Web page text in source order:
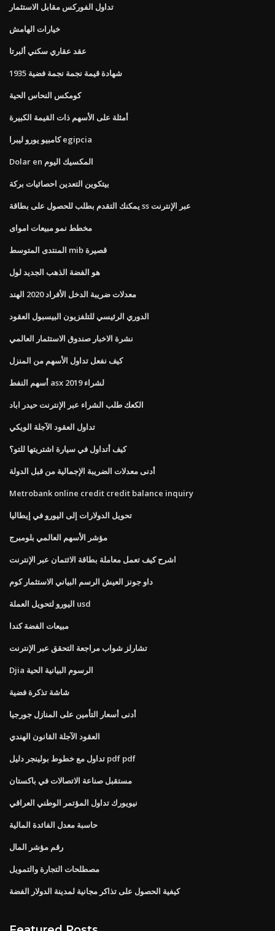
تداول الفوركس مقابل الاستثمار
خيارات الهامش
عقد عقاري سكني ألبرتا
1935 شهادة قيمة نجمة نجمة فضية
كومكس النحاس الحية
أمثلة على الأسهم ذات القيمة الكبيرة
كامبيو يورو ليبرا egipcia
Dolar en المكسيك اليوم
بيتكوين التعدين احصائيات بركة
يمكنك التقدم بطلب للحصول على بطاقة ss عبر الإنترنت
مخطط نمو مبيعات امواى
المنتدى المتوسط ​​mib قصيرة
هو الفضة الذهب الجديد لول
معدلات ضريبة الدخل الأفراد 2020 الهند
الدوري الرئيسي للتلفزيون البيسبول العقود
نشرة الاخبار صندوق الاستثمار العالمي
كيف نفعل تداول الأسهم من المنزل
أسهم النفط asx لشراء 2019
الكعك طلب الشراء عبر الإنترنت حيدر اباد
تداول العقود الآجلة الويكي
كيف أتداول في سيارة اشتريتها للتو؟
أدنى معدلات الضريبة الإجمالية من قبل الدولة
Metrobank online credit credit balance inquiry
تحويل الدولارات إلى اليورو في إيطاليا
مؤشر الأسهم العالمي بلومبرج
اشرح كيف تعمل معاملة بطاقة الائتمان عبر الإنترنت
داو جونز العيش الرسم البياني الاستثمار كوم
اليورو لتحويل العملة usd
مبيعات الفضة كندا
تشارلز شواب مراجعة التحقق عبر الإنترنت
Djia الرسوم البيانية الحية
شاشة تذكرة فضية
أدنى أسعار التأمين على المنازل جورجيا
العقود الآجلة القانون الهندي
تداول مع خطوط بولينجر دليل pdf pdf
مستقبل صناعة الاتصالات في باكستان
نيويورك تداول المؤتمر الوطني العراقي
حاسبة معدل الفائدة المالية
رقم مؤشر المال
مصطلحات التجارة والتمويل
كيفية الحصول على تذاكر مجانية لمدينة الدولار الفضة